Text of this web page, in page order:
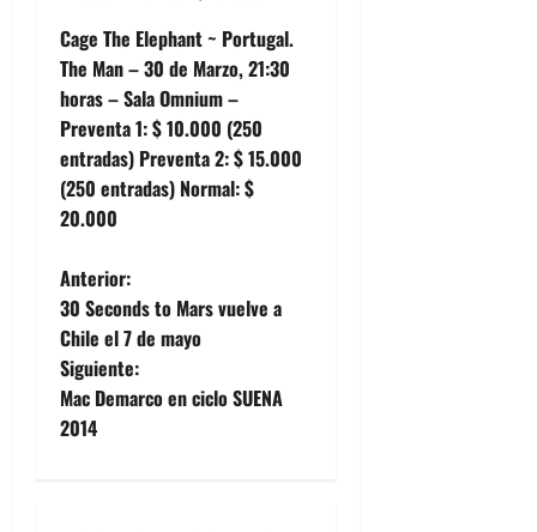
Cage The Elephant ~ Portugal.
The Man – 30 de Marzo, 21:30
horas – Sala Omnium –
Preventa 1: $ 10.000 (250
entradas) Preventa 2: $ 15.000
(250 entradas) Normal: $
20.000
N
a
v
e
Anterior:
30 Seconds to Mars vuelve a
Chile el 7 de mayo
Siguiente:
Mac Demarco en ciclo SUENA
2014